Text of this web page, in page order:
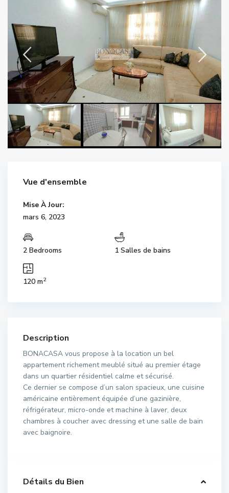
Vue d'ensemble
Mise À Jour:
mars 6, 2023
2 Bedrooms 1 Salles de bains
120 m2
Description
BONACASA vous propose à la location un bel
appartement richement meublé situé au premier étage
dans un quartier résidentiel calme et sécurisé.
Ce dernier se compose d’un salon spacieux, une cuisine
américaine entièrement équipée d’une gazinière,
réfrigérateur, micro-onde et machine à laver, deux
chambres à coucher avec dressing et une salle de bain
avec baignoire.
Détails du Bien